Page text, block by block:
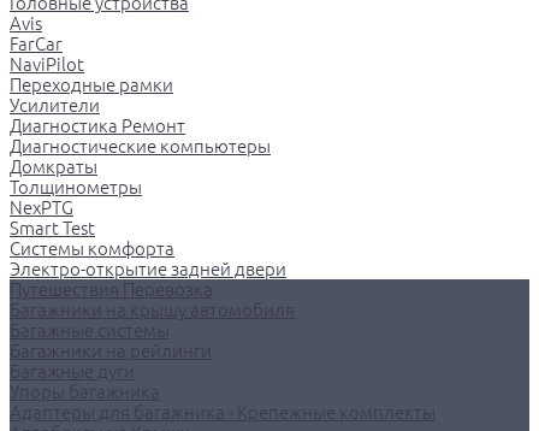
Avis
FarCar
NaviPilot
Переходные рамки
Усилители
Диагностика Ремонт
Диагностические компьютеры
Домкраты
Толщинометры
NexPTG
Smart Test
Системы комфорта
Электро-открытие задней двери
Путешествия Перевозка
Багажники на крышу автомобиля
Багажные системы
Багажники на рейлинги
Багажные дуги
Упоры багажника
Адаптеры для багажника - Крепежные комплекты